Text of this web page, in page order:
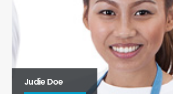
Judie Doe